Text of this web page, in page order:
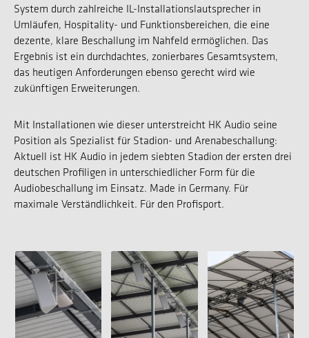
System durch zahlreiche IL-Installationslautsprecher in
Umläufen, Hospitality- und Funktionsbereichen, die eine
dezente, klare Beschallung im Nahfeld ermöglichen. Das
Ergebnis ist ein durchdachtes, zonierbares Gesamtsystem,
das heutigen Anforderungen ebenso gerecht wird wie
zukünftigen Erweiterungen.
Mit Installationen wie dieser unterstreicht HK Audio seine
Position als Spezialist für Stadion- und Arenabeschallung:
Aktuell ist HK Audio in jedem siebten Stadion der ersten drei
deutschen Profiligen in unterschiedlicher Form für die
Audiobeschallung im Einsatz. Made in Germany. Für
maximale Verständlichkeit. Für den Profisport.